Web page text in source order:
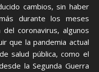
cambios, sin haber
durante los meses
coronavirus, algunos
que la pandemia actual
salud pública, como el
la Segunda Guerra